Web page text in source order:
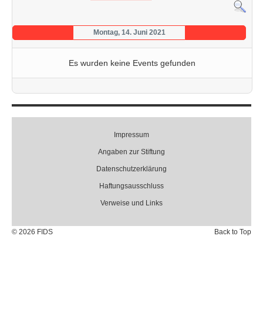
Montag, 14. Juni 2021
Es wurden keine Events gefunden
Impressum
Angaben zur Stiftung
Datenschutzerklärung
Haftungsausschluss
Verweise und Links
Back to Top
© 2026 FIDS